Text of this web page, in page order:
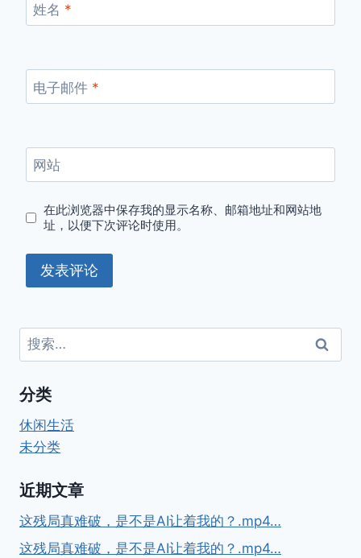
姓名 *
电子邮件 *
网站
在此浏览器中保存我的显示名称、邮箱地址和网站地
址，以便下次评论时使用。
搜
索：
分类
休闲生活
未分类
近期文章
这残局真难破，是不是AI让着我的？.mp4…
这残局真难破，是不是AI让着我的？.mp4…